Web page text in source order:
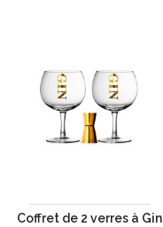
Coffret de 2 verres à Gin